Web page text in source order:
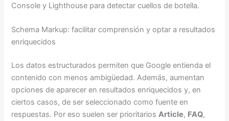
Console y Lighthouse para detectar cuellos de botella.
Schema Markup: facilitar comprensión y optar a resultados
enriquecidos
Los datos estructurados permiten que Google entienda el
contenido con menos ambigüedad. Además, aumentan
opciones de aparecer en resultados enriquecidos y, en
ciertos casos, de ser seleccionado como fuente en
respuestas. Por eso suelen ser prioritariosArticle, FAQ,